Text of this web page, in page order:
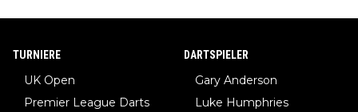
TURNIERE
UK Open
Premier League Darts
DARTSPIELER
Gary Anderson
Luke Humphries